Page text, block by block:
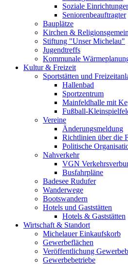
Soziale
Seniorenbeauftragter
Bauplätze
Kirchen &
Stiftung "Unser Michelau"
Jugendtreffs
Kommunale
Kultur & Freizeit
Sportstätten und
Hallenbad
Sportzentrum
Mainfeldhalle mit
Fußball-
Vereine
Änderungsmeldung
Richtlinien über die
Politische
Nahverkehr
VGN
Busfahrpläne
Badesee Rudufer
Wanderwege
Bootswandern
Hotels und Gaststätten
Hotels & Gaststätten
Wirtschaft & Standort
Michelauer Einkaufskorb
Gewerbeflächen
Veröffentlichung
Gewerbebetriebe